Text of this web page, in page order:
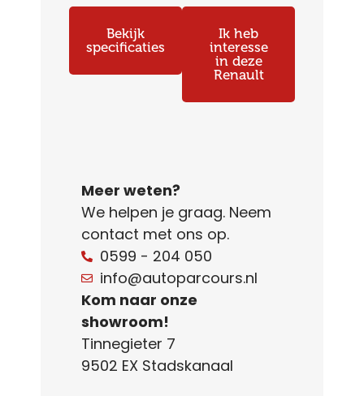
Bekijk
specificaties
Ik heb
interesse
in deze
Renault
Meer weten?
We helpen je graag. Neem
contact met ons op.
0599 - 204 050
info@autoparcours.nl
Kom naar onze
showroom!
Tinnegieter 7
9502 EX Stadskanaal